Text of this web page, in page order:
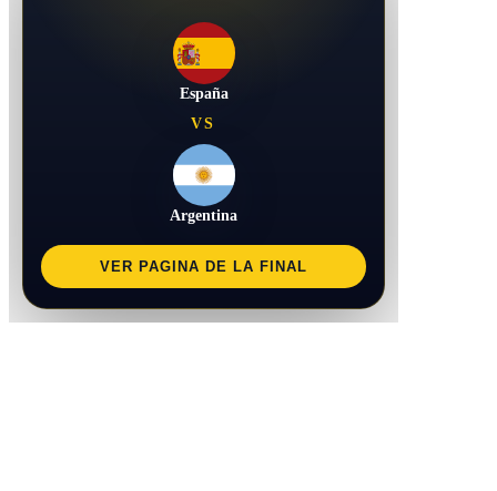
España
VS
Argentina
VER PAGINA DE LA FINAL